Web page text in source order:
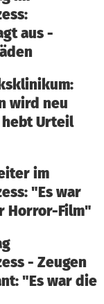
aus -
wird neu
hebt Urteil
im
"Es war
Horror-Film"
- Zeugen
"Es war die